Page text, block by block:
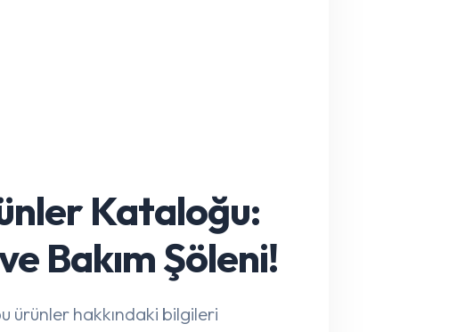
Kataloğu:
Bakım Şöleni!
ürünler hakkındaki bilgileri